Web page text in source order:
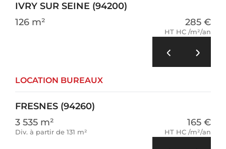
IVRY SUR SEINE (94200)
126 m²
285 €
HT HC /m²/an
LOCATION BUREAUX
FRESNES (94260)
3 535 m²
Div. à partir de 131 m²
165 €
HT HC /m²/an